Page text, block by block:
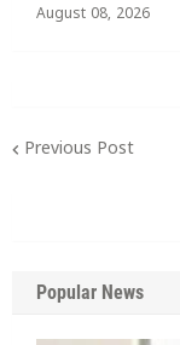
August 08, 2026
Previous Post
Popular News